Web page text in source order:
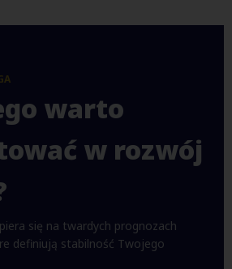
warto
w rozwój
się na twardych prognozach
definiują stabilność Twojego